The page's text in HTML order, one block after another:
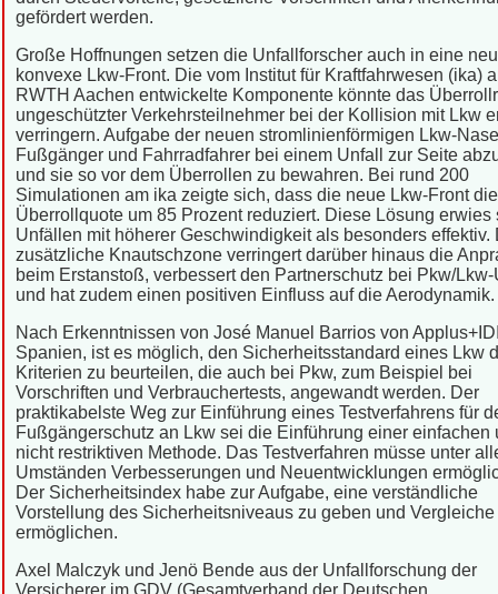
gefördert werden.
Große Hoffnungen setzen die Unfallforscher auch in eine
konvexe Lkw-Front. Die vom Institut für Kraftfahrwesen (ika)
RWTH Aachen entwickelte Komponente könnte das
ungeschützter Verkehrsteilnehmer bei der Kollision mit Lkw
verringern. Aufgabe der neuen stromlinienförmigen Lkw-
Fußgänger und Fahrradfahrer bei einem Unfall zur Seite
und sie so vor dem Überrollen zu bewahren. Bei rund 200
Simulationen am ika zeigte sich, dass die neue Lkw-Front die
Überrollquote um 85 Prozent reduziert. Diese Lösung erwies
Unfällen mit höherer Geschwindigkeit als besonders effektiv.
zusätzliche Knautschzone verringert darüber hinaus die
beim Erstanstoß, verbessert den Partnerschutz bei Pkw/
und hat zudem einen positiven Einfluss auf die Aerodynamik.
Nach Erkenntnissen von José Manuel Barrios von
Spanien, ist es möglich, den Sicherheitsstandard eines Lkw
Kriterien zu beurteilen, die auch bei Pkw, zum Beispiel bei
Vorschriften und Verbrauchertests, angewandt werden. Der
praktikabelste Weg zur Einführung eines Testverfahrens für
Fußgängerschutz an Lkw sei die Einführung einer einfachen
nicht restriktiven Methode. Das Testverfahren müsse unter
Umständen Verbesserungen und Neuentwicklungen
Der Sicherheitsindex habe zur Aufgabe, eine verständliche
Vorstellung des Sicherheitsniveaus zu geben und Vergleiche
ermöglichen.
Axel Malczyk und Jenö Bende aus der Unfallforschung der
Versicherer im GDV (Gesamtverband der Deutschen